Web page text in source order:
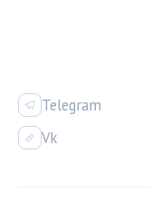
Telegram
Vk